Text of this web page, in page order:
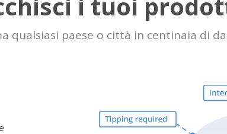
qualsiasi paese o città in centinaia di